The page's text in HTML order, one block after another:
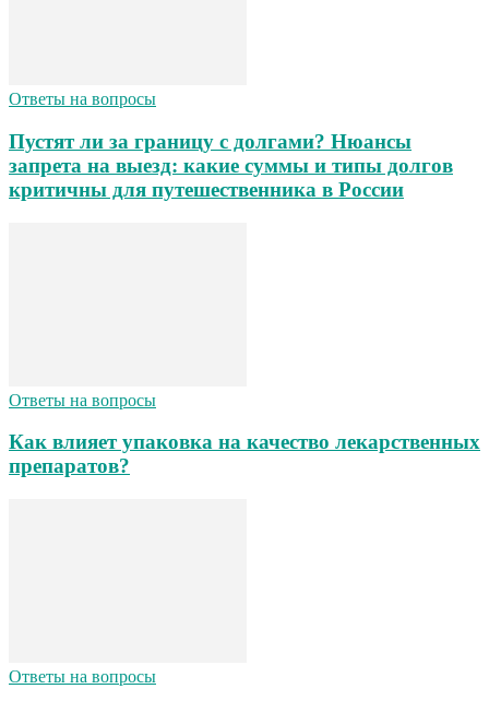
Ответы на вопросы
Пустят ли за границу с долгами? Нюансы
запрета на выезд: какие суммы и типы долгов
критичны для путешественника в России
Ответы на вопросы
Как влияет упаковка на качество лекарственных
препаратов?
Ответы на вопросы